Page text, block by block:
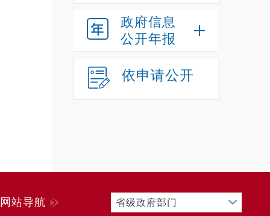
政府信息
公开年报
依申请公开
网站导航 省级政府部门